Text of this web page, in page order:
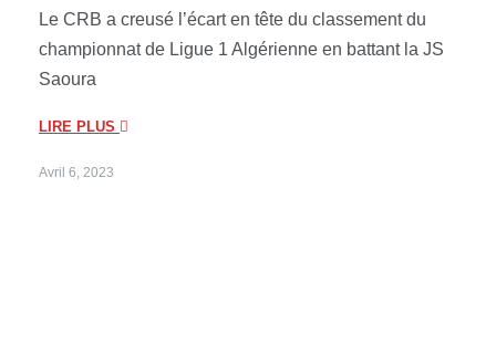
Le CRB a creusé l’écart en tête du classement du
championnat de Ligue 1 Algérienne en battant la JS
Saoura
LIRE PLUS
Avril 6, 2023